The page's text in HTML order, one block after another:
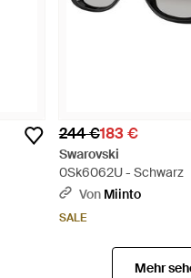
244 €183 €
Swarovski
0Sk6062U - Schwarz
Von Miinto
SALE
Mehr